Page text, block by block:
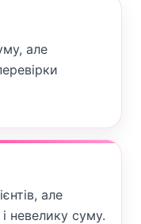
але
але
невелику суму.